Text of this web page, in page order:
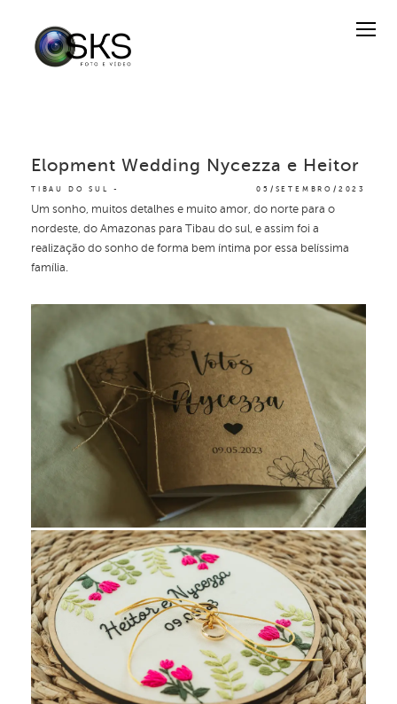
TIBAU DO SUL 05/SETEMBRO/2023
Elopment Wedding Nycezza e Heitor
Um sonho, muitos detalhes e muito amor, do norte para o
nordeste, do Amazonas para Tibau do sul, e assim foi a
realização do sonho de forma bem íntima por essa belíssima
família.